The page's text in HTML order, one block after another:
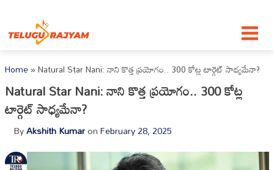
Home»Natural Star Nani: నాని కొత్త ప్రయోగం.. 300 కోట్ల టార్గెట్ సాధ్యమేనా?
Natural Star Nani: నాని కొత్త ప్రయోగం.. 300 కోట్ల
టార్గెట్ సాధ్యమేనా?
ByAkshith KumaronFebruary 28, 2025